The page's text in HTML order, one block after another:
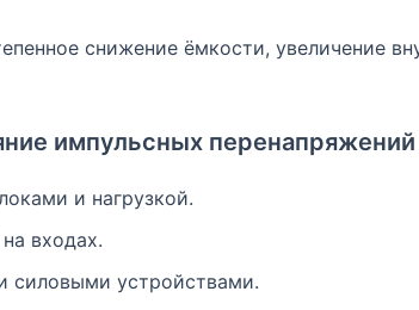
снижение ёмкости, увеличение
импульсных перенапряжений
и нагрузкой.
входах.
силовыми устройствами.